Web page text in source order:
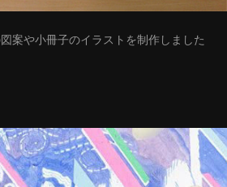
案や小冊子のイラストを制作しました